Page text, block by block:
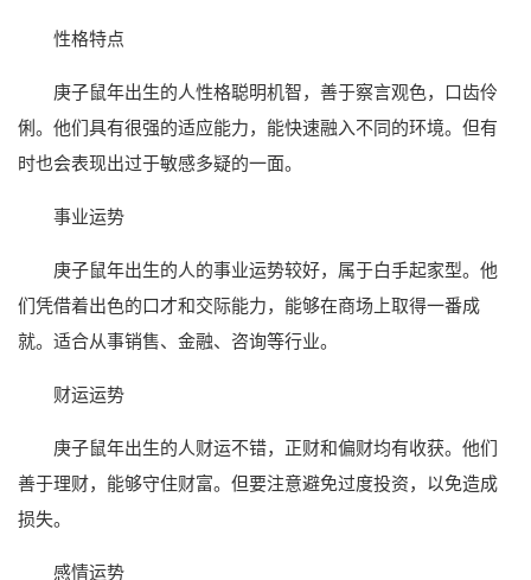
性格特点
庚子鼠年出生的人性格聪明机智，善于察言观色，口齿伶
俐。他们具有很强的适应能力，能快速融入不同的环境。但有
时也会表现出过于敏感多疑的一面。
事业运势
庚子鼠年出生的人的事业运势较好，属于白手起家型。他
们凭借着出色的口才和交际能力，能够在商场上取得一番成
就。适合从事销售、金融、咨询等行业。
财运运势
庚子鼠年出生的人财运不错，正财和偏财均有收获。他们
善于理财，能够守住财富。但要注意避免过度投资，以免造成
损失。
感情运势